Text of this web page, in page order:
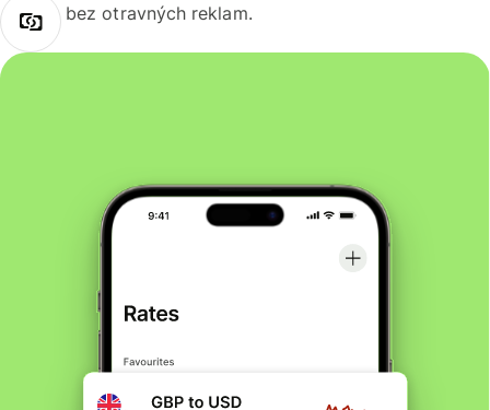
bez otravných reklam.